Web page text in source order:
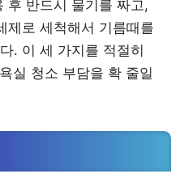
후 반드시 물기를 짜고,
제로 세척해서 기름때를
. 이 세 가지를 적절히
실 청소 부담을 확 줄일